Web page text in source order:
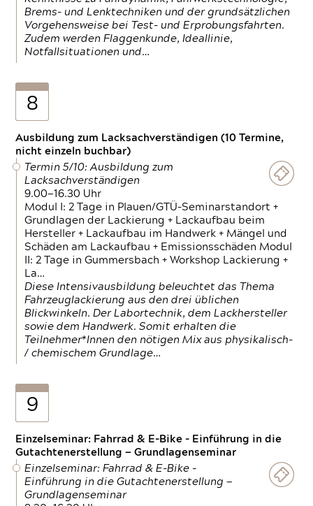
Brems- und Lenktechniken und der grundsätzlichen
Vorgehensweise bei Test- und Erprobungsfahrten.
Zudem werden Flaggenkunde, Ideallinie,
Notfallsituationen und…
8
Ausbildung zum Lacksachverständigen (10 Termine,
nicht einzeln buchbar)
Termin 5/10: Ausbildung zum
Lacksachverständigen
9.00—16.30 Uhr
Modul I: 2 Tage in Plauen/GTÜ-Seminarstandort +
Grundlagen der Lackierung + Lackaufbau beim
Hersteller + Lackaufbau im Handwerk + Mängel und
Schäden am Lackaufbau + Emissionsschäden Modul
II: 2 Tage in Gummersbach + Workshop Lackierung +
La…
Diese Intensivausbildung beleuchtet das Thema
Fahrzeuglackierung aus den drei üblichen
Blickwinkeln. Der Labortechnik, dem Lackhersteller
sowie dem Handwerk. Somit erhalten die
Teilnehmer*Innen den nötigen Mix aus physikalisch-
/ chemischem Grundlage…
9
Einzelseminar: Fahrrad & E-Bike - Einführung in die
Gutachtenerstellung — Grundlagenseminar
Einzelseminar: Fahrrad & E-Bike -
Einführung in die Gutachtenerstellung —
Grundlagenseminar